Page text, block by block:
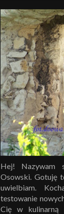
Hej! Nazywam
Osowski. Gotuję
uwielbiam.
testowanie
Cię w kulinarną